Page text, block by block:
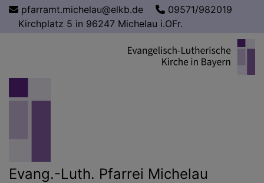
Direktpfarramt.michelau@elkb.de
09571/982019
Kirchplatz 5 in 96247 Michelau i.OFr.
Evang.-Luth. Pfarrei Michelau